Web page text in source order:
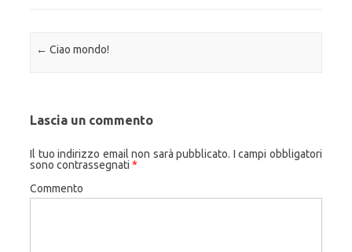
Navigazione articolo
← Ciao mondo!
Lascia un commento
Il tuo indirizzo email non sarà pubblicato. I campi obbligatori
sono contrassegnati *
Commento